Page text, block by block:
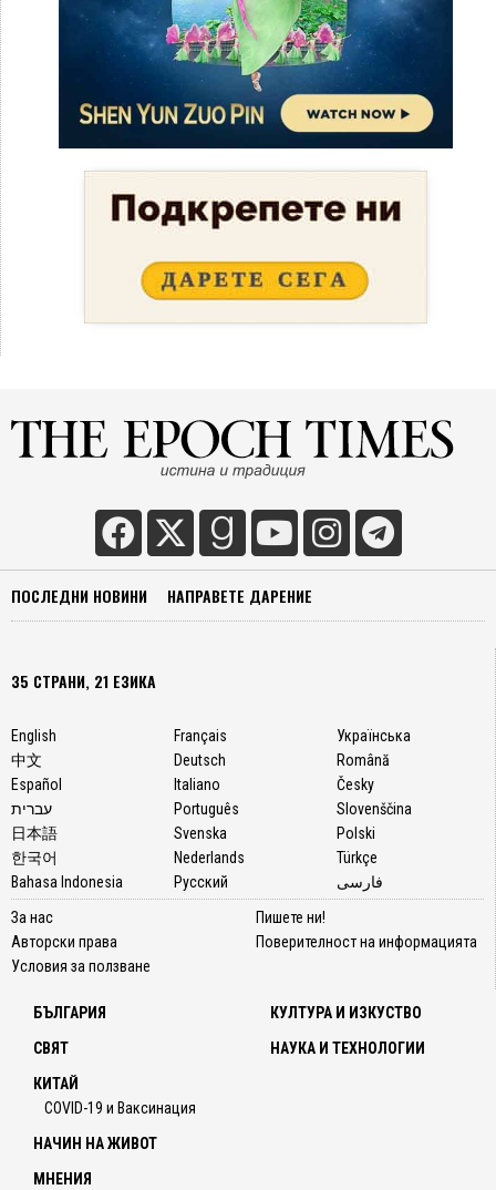
ПОСЛЕДНИ НОВИНИ НАПРАВЕТЕ ДАРЕНИЕ
35 СТРАНИ, 21 ЕЗИКА
English
中文
Español
עברית
日本語
한국어
Bahasa Indonesia
Français
Deutsch
Italiano
Português
Svenska
Nederlands
Русский
Українська
Română
Česky
Slovenščina
Polski
Türkçe
فارسی
За нас
Авторски права
Условия за ползване
Пишете ни!
Поверителност на информацията
БЪЛГАРИЯ
СВЯТ
КИТАЙ
COVID-19 и Ваксинация
КУЛТУРА И ИЗКУСТВО
НАУКА И ТЕХНОЛОГИИ
НАЧИН НА ЖИВОТ
МНЕНИЯ